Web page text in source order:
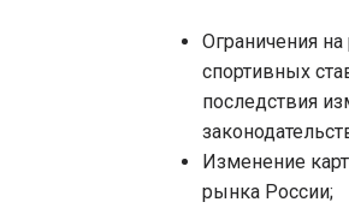
Ограничения
спортивных
последствия
Изменение
рынка России;